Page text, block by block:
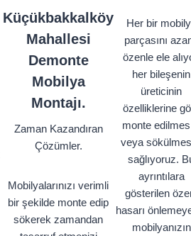
Küçükbakkalköy
Mahallesi
Demonte
Mobilya
Montajı.
Zaman Kazandıran
Çözümler.
Mobilyalarınızı verimli
bir şekilde monte edip
sökerek zamandan
Her bir
parçasını
özenle ele
her bileşenin
üreticinin
özelliklerine
monte
veya
sağlıyoruz.
ayrıntılara
gösterilen
hasarı
mobilyanızın